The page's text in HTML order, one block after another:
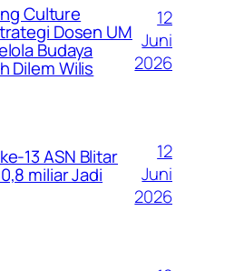
Culture
Dosen UM
Budaya
Dilem Wilis
12
Juni
2026
13 ASN Blitar
miliar Jadi
12
Juni
2026